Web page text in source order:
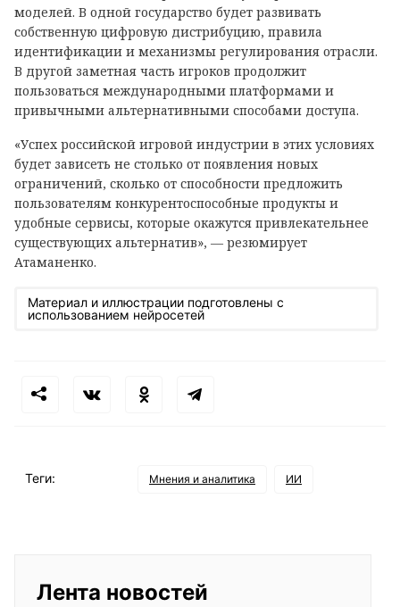
моделей. В одной государство будет развивать
собственную цифровую дистрибуцию, правила
идентификации и механизмы регулирования отрасли.
В другой заметная часть игроков продолжит
пользоваться международными платформами и
привычными альтернативными способами доступа.
«Успех российской игровой индустрии в этих условиях
будет зависеть не столько от появления новых
ограничений, сколько от способности предложить
пользователям конкурентоспособные продукты и
удобные сервисы, которые окажутся привлекательнее
существующих альтернатив», — резюмирует
Атаманенко.
Материал и иллюстрации подготовлены с
использованием нейросетей
Теги: Мнения и аналитика ИИ
Лента новостей